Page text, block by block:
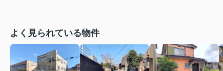
よく見られている物件